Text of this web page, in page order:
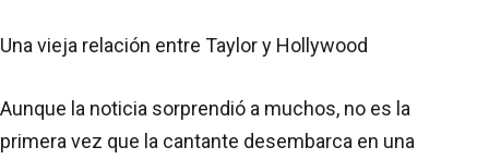
Una vieja relación entre Taylor y Hollywood
Aunque la noticia sorprendió a muchos, no es la
primera vez que la cantante desembarca en una